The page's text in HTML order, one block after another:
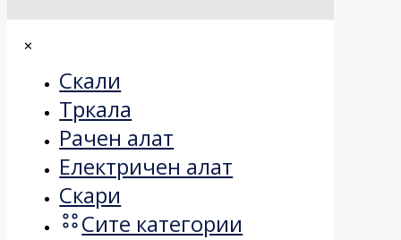
✕
Скали
Тркала
Рачен алат
Електричен алат
Скари
Сите категории